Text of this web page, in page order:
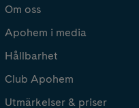
Om oss
Apohem i media
Hållbarhet
Club Apohem
Utmärkelser & priser